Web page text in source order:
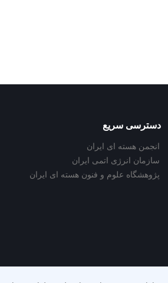
دسترسی سریع
انجمن هسته ای ایران
سازمان انرژی اتمی ایران
پژوهشگاه علوم و فنون هسته ای ایران